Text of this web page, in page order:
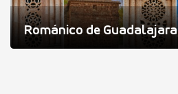
Románico de Guadalajara